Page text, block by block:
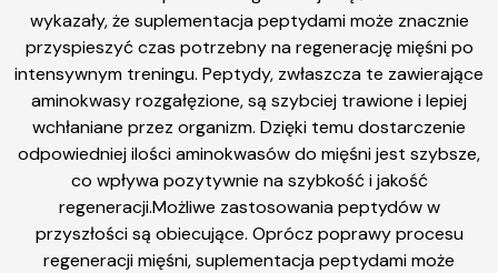
wykazały, że suplementacja peptydami może znacznie
przyspieszyć czas potrzebny na regenerację mięśni po
intensywnym treningu. Peptydy, zwłaszcza te zawierające
aminokwasy rozgałęzione, są szybciej trawione i lepiej
wchłaniane przez organizm. Dzięki temu dostarczenie
odpowiedniej ilości aminokwasów do mięśni jest szybsze,
co wpływa pozytywnie na szybkość i jakość
regeneracji.Możliwe zastosowania peptydów w
przyszłości są obiecujące. Oprócz poprawy procesu
regeneracji mięśni, suplementacja peptydami może